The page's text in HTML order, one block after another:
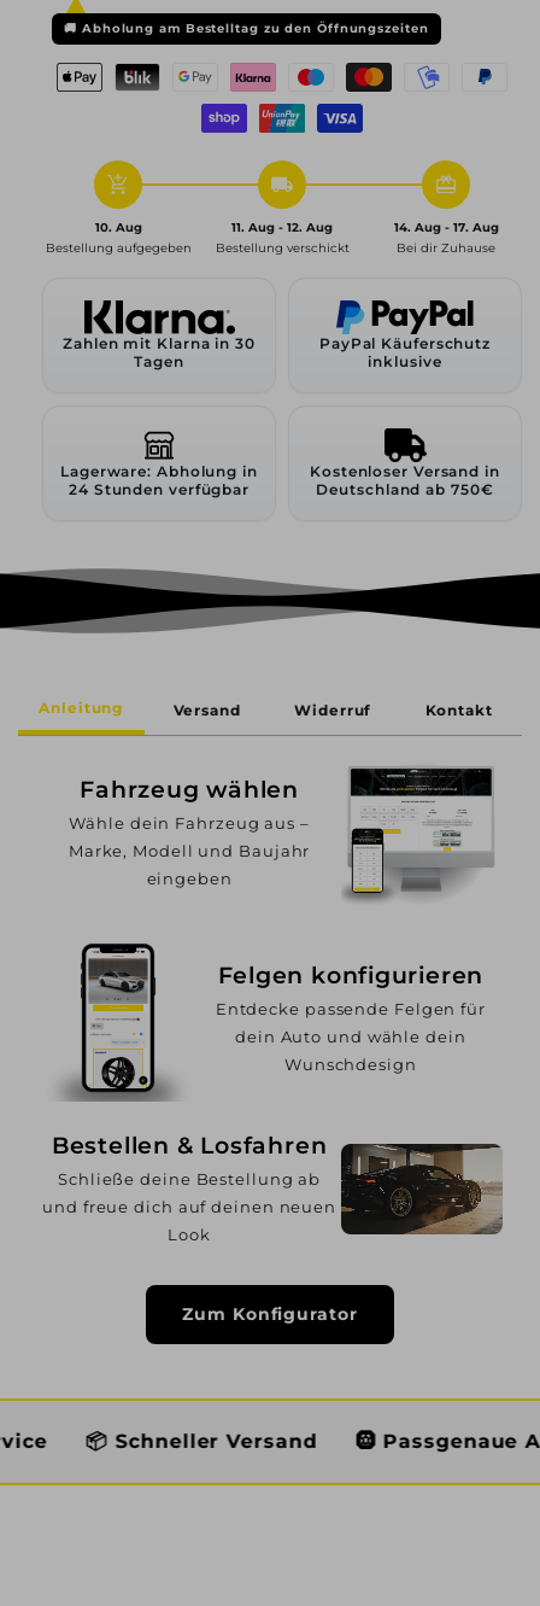
8,5x20
ET20
5x112
polished
8,5x20
ET20
5x112
66,6,
matt
polished
🚚 Abholung am Bestelltag zu den Öffnungszeiten
add_shopping_cart
10. Aug
Bestellung aufgegeben
local_shipping
11. Aug - 12. Aug
Bestellung verschickt
redeem
14. Aug - 17. Aug
Bei dir Zuhause
Zahlen mit Klarna in 30
Tagen
PayPal Käuferschutz
inklusive
Lagerware: Abholung in
24 Stunden verfügbar
Kostenloser Versand in
Deutschland ab 750€
Anleitung Versand Widerruf Kontakt
Fahrzeug wählen
Wähle dein Fahrzeug aus –
Marke, Modell und Baujahr
eingeben
Felgen konfigurieren
Entdecke passende Felgen für
dein Auto und wähle dein
Wunschdesign
Bestellen & Losfahren
Schließe deine Bestellung ab
und freue dich auf deinen neuen
Look
Zum Konfigurator
Versand 🛞 Passgenaue Auswahl